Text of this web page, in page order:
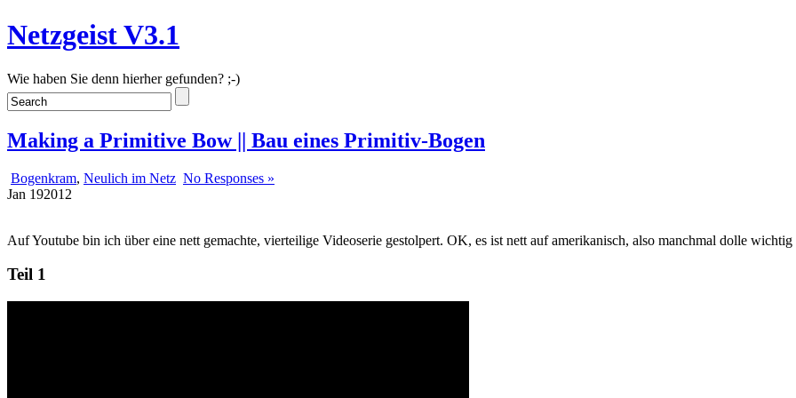
Netzgeist V3.1
Wie haben Sie denn hierher gefunden? ;-)
Making a Primitive Bow || Bau eines Primitiv-Bogen
Bogenkram, Neulich im Netz No Responses »
Jan 192012
Auf Youtube bin ich über eine nett gemachte, vierteilige Videoserie gestolpert. OK, es ist nett auf amerikanisch, also manchmal dolle wichtig
Teil 1